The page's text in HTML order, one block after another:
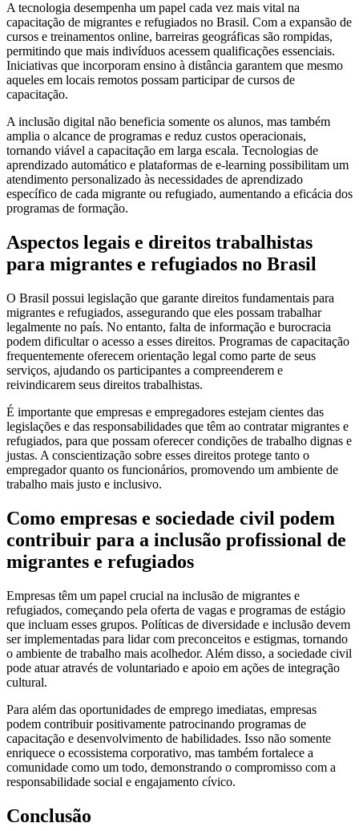
A tecnologia desempenha um papel cada vez mais vital na
capacitação de migrantes e refugiados no Brasil. Com a expansão de
cursos e treinamentos online, barreiras geográficas são rompidas,
permitindo que mais indivíduos acessem qualificações essenciais.
Iniciativas que incorporam ensino à distância garantem que mesmo
aqueles em locais remotos possam participar de cursos de
capacitação.
A inclusão digital não beneficia somente os alunos, mas também
amplia o alcance de programas e reduz custos operacionais,
tornando viável a capacitação em larga escala. Tecnologias de
aprendizado automático e plataformas de e-learning possibilitam um
atendimento personalizado às necessidades de aprendizado
específico de cada migrante ou refugiado, aumentando a eficácia dos
programas de formação.
Aspectos legais e direitos trabalhistas
para migrantes e refugiados no Brasil
O Brasil possui legislação que garante direitos fundamentais para
migrantes e refugiados, assegurando que eles possam trabalhar
legalmente no país. No entanto, falta de informação e burocracia
podem dificultar o acesso a esses direitos. Programas de capacitação
frequentemente oferecem orientação legal como parte de seus
serviços, ajudando os participantes a compreenderem e
reivindicarem seus direitos trabalhistas.
É importante que empresas e empregadores estejam cientes das
legislações e das responsabilidades que têm ao contratar migrantes e
refugiados, para que possam oferecer condições de trabalho dignas e
justas. A conscientização sobre esses direitos protege tanto o
empregador quanto os funcionários, promovendo um ambiente de
trabalho mais justo e inclusivo.
Como empresas e sociedade civil podem
contribuir para a inclusão profissional de
migrantes e refugiados
Empresas têm um papel crucial na inclusão de migrantes e
refugiados, começando pela oferta de vagas e programas de estágio
que incluam esses grupos. Políticas de diversidade e inclusão devem
ser implementadas para lidar com preconceitos e estigmas, tornando
o ambiente de trabalho mais acolhedor. Além disso, a sociedade civil
pode atuar através de voluntariado e apoio em ações de integração
cultural.
Para além das oportunidades de emprego imediatas, empresas
podem contribuir positivamente patrocinando programas de
capacitação e desenvolvimento de habilidades. Isso não somente
enriquece o ecossistema corporativo, mas também fortalece a
comunidade como um todo, demonstrando o compromisso com a
responsabilidade social e engajamento cívico.
Conclusão